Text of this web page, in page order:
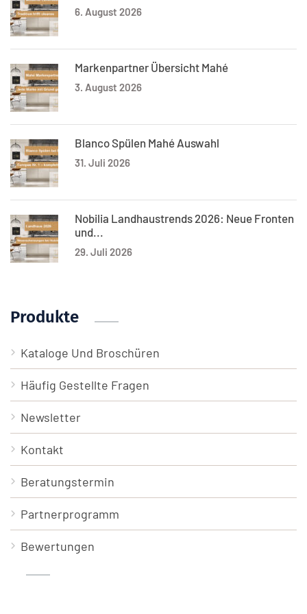
6. August 2026
Markenpartner Übersicht Mahé
3. August 2026
Blanco Spülen Mahé Auswahl
31. Juli 2026
Nobilia Landhaustrends 2026: Neue Fronten
und...
29. Juli 2026
Produkte
Kataloge Und Broschüren
Häufig Gestellte Fragen
Newsletter
Kontakt
Beratungstermin
Partnerprogramm
Bewertungen